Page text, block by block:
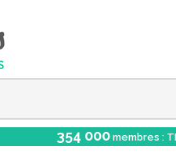
354 000 membres :